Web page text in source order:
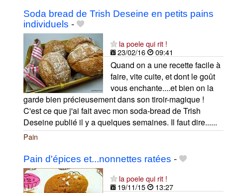
Soda bread de Trish Deseine en petits pains
individuels -
la poele qui rit !
23/02/16
09:41
Quand on a une recette facile à
faire, vite cuite, et dont le goût
vous enchante....et bien on la
garde bien précieusement dans son tiroir-magique !
C'est ce que j'ai fait avec mon soda-bread de Trish
Deseine publié il y a quelques semaines. Il faut dire......
Pain
Pain d'épices et...nonnettes ratées -
la poele qui rit !
19/11/15
13:27